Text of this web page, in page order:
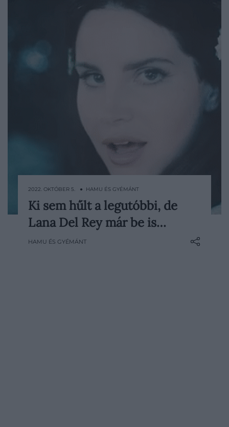
Ráadásul csak pár hónapot kell várni rá,
olyan gyorsan jön is a folytatás!
2022. OKTÓBER 5. ● HAMU ÉS GYÉMÁNT
Ki sem hűlt a legutóbbi, de
Lana Del Rey már be is…
HAMU ÉS GYÉMÁNT